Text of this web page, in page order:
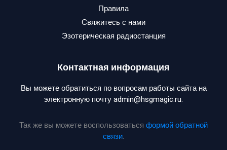
Правила
Свяжитесь с нами
Эзотерическая радиостанция
Контактная информация
Вы можете обратиться по вопросам работы сайта на
электронную почту admin@hsgmagic.ru.
Так же вы можете воспользоваться формой обратной
связи.